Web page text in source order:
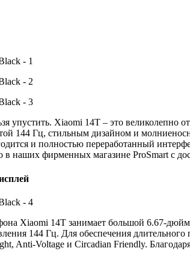
упустить. Xiaomi 14T – это
144 Гц, стильным дизайном и
и полностью переработанный
наших фирменных магазине ProSmart с
Xiaomi 14T занимает большой 6.67-
144 Гц. Для обеспечения
Anti-Voltage и Circadian Friendly.